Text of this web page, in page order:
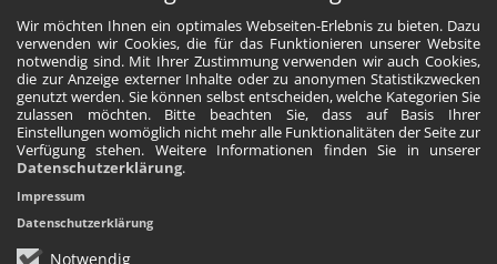
Wir möchten Ihnen ein optimales Webseiten-Erlebnis zu bieten. Dazu
verwenden wir Cookies, die für das Funktionieren unserer Website
notwendig sind. Mit Ihrer Zustimmung verwenden wir auch Cookies,
die zur Anzeige externer Inhalte oder zu anonymen Statistikzwecken
genutzt werden. Sie können selbst entscheiden, welche Kategorien Sie
zulassen möchten. Bitte beachten Sie, dass auf Basis Ihrer
Einstellungen womöglich nicht mehr alle Funktionalitäten der Seite zur
Verfügung stehen. Weitere Informationen finden Sie in unserer
Datenschutzerklärung.
Notwendig
Impressum
Datenschutzerklärung